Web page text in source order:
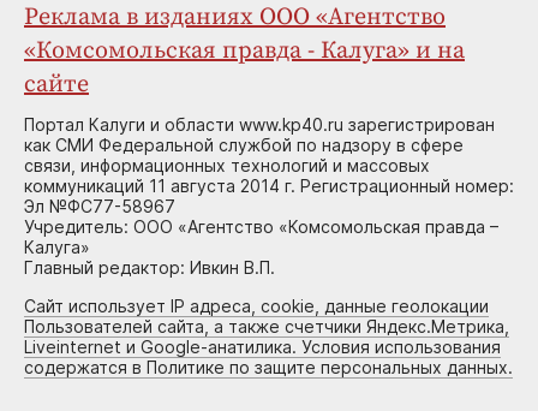
Реклама в изданиях ООО «Агентство
«Комсомольская правда - Калуга» и на
сайте
Портал Калуги и области www.kp40.ru зарегистрирован
как СМИ Федеральной службой по надзору в сфере
связи, информационных технологий и массовых
коммуникаций 11 августа 2014 г. Регистрационный номер:
Эл №ФС77-58967
Учредитель: ООО «Агентство «Комсомольская правда –
Калуга»
Главный редактор: Ивкин В.П.
Сайт использует IP адреса, cookie, данные геолокации
Пользователей сайта, а также счетчики Яндекс.Метрика,
Liveinternet и Google-анатилика. Условия использования
содержатся в Политике по защите персональных данных.